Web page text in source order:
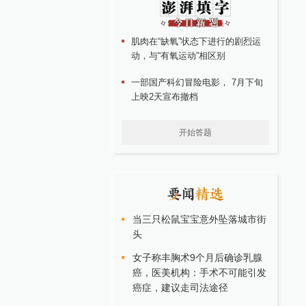
肌肉在“缺氧”状态下进行的剧烈运
动，与“有氧运动”相区别
一部国产科幻冒险电影， 7月下旬
上映2天宣布撤档
开始答题
当三只松鼠宝宝意外坠落城市街
头
女子称丰胸术9个月后确诊乳腺
癌，医美机构：手术不可能引发
癌症，建议走司法途径